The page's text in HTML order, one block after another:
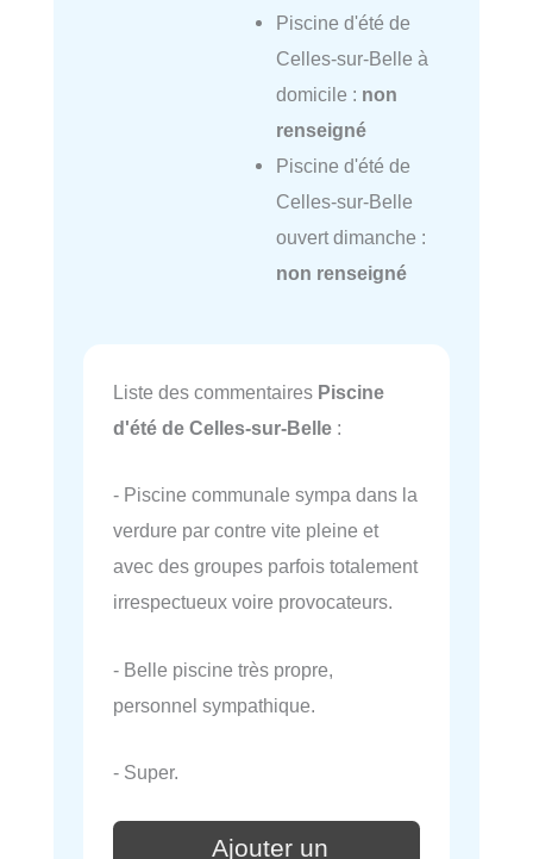
Piscine d'été de
Celles-sur-Belle à
domicile : non
renseigné
Piscine d'été de
Celles-sur-Belle
ouvert dimanche :
non renseigné
Liste des commentaires Piscine
d'été de Celles-sur-Belle :
- Piscine communale sympa dans la
verdure par contre vite pleine et
avec des groupes parfois totalement
irrespectueux voire provocateurs.
- Belle piscine très propre,
personnel sympathique.
- Super.
Ajouter un